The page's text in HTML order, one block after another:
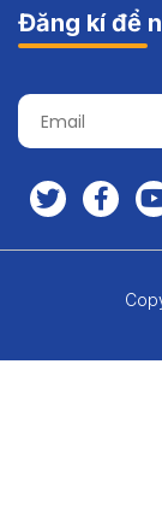
Đăng kí để